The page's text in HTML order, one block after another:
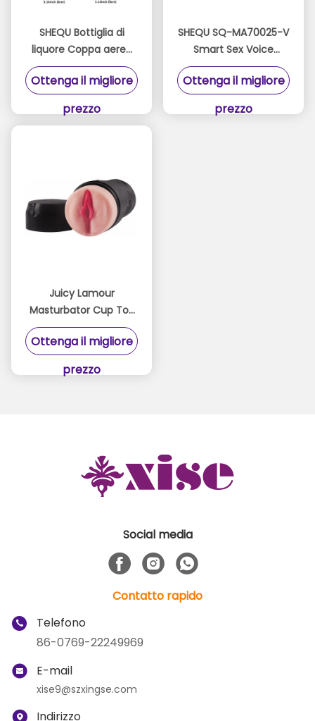
SHEQU Bottiglia di
liquore Coppa aereo
Maschio masturbatore
giocattoli pelle
l'uomo
Ottenga il migliore
prezzo
SHEQU SQ-MA70025-V
Smart Sex Voice
Masturbator Cup con
10 velocità di
Ottenga il migliore
prezzo
Juicy Lamour
Masturbator Cup Toy
con una struttura
interna realistica facile
Ottenga il migliore
prezzo
Social media
Contatto rapido
Telefono
86-0769-22249969
E-mail
xise9@szxingse.com
Indirizzo